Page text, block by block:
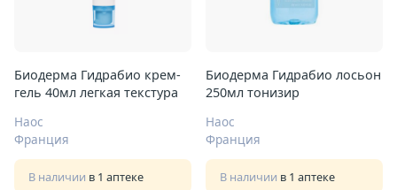
Биодерма Гидрабио крем-
гель 40мл легкая текстура
Наос
Франция
В наличии в 1 аптеке
Биодерма Гидрабио лосьон
250мл тонизир
Наос
Франция
В наличии в 1 аптеке